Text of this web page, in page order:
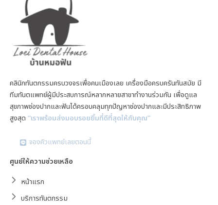
คลินิกทันตกรรมครบวงจรเพื่อคนเมืองเลย เครื่องมือครบครันทันสมัย มี
ทีมทันตแพทย์ผู้มีประสบการณ์หลากหลายสาขาทำงานร่วมกัน เพื่อดูแล
สุขภาพช่องปากและฟันได้ครอบคลุมทุกปัญหาช่องปากและมีประสิทธิภาพ
สูงสุด “เราพร้อมส่งมอบรอยยิ้มที่ดีที่สุดให้กับคุณ”
จองคิวแพทย์เลยตอนนี้
ศูนย์ให้ความช่วยเหลือ
หน้าแรก
บริการทันตกรรม